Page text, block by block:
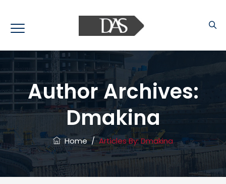
Author Archives:
Dmakina
Home/Articles By: Dmakina